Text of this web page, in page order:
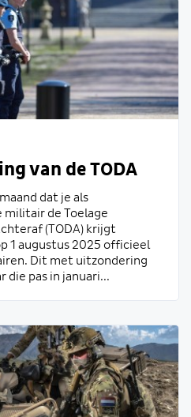
van de TODA
dat je als
de Toelage
(TODA) krijgt
1 augustus 2025 officieel
Dit met uitzondering
die pas in januari...